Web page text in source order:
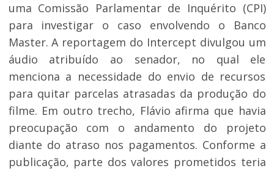
uma Comissão Parlamentar de Inquérito (CPI)
para investigar o caso envolvendo o Banco
Master. A reportagem do Intercept divulgou um
áudio atribuído ao senador, no qual ele
menciona a necessidade do envio de recursos
para quitar parcelas atrasadas da produção do
filme. Em outro trecho, Flávio afirma que havia
preocupação com o andamento do projeto
diante do atraso nos pagamentos. Conforme a
publicação, parte dos valores prometidos teria